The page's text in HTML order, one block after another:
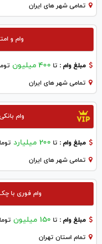
تمامی شهر های ایران
وام و
مبلغ وام : تا 400 میلیون
تمامی شهر های ایران
وام
مبلغ وام : تا 200 میلیارد
تمامی شهر های ایران
وام فوری با چک
مبلغ وام : تا 150 میلیون
تمام استان تهران